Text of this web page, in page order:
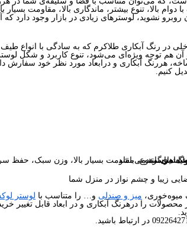
بالا، تنوع بیشتر، ماندگاری بالا، مقاومت
روبرو نشوید، لوسترهای زیادی در بازار وجود دارد
در رنگ آبکاری طلاکرم که به سادگی با انواع
آن هم توجه ویژه‌ای می‌شود، تنوع کاربرد و شکل
هررنگ آبکاری و درابعاد مورد نظر خود سفارش
کنیم.
و… مناسب می‌باشد.
رنگ های متنوع، مقاومت بسیار بالا، وزن سبک، حفظ
می‌گردد.
برساند.
زیبا و چشم نواز در منزل شما
میوه‌خوری، میز و صندلی و… را متناسب با لوستر
را درهرنگ آبکاری و در ابعاد قابل تغییر